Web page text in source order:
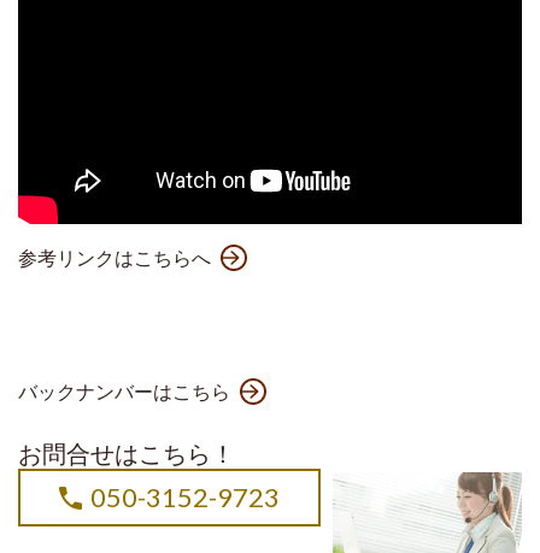
参考リンクはこちらへ
バックナンバーはこちら
お問合せはこちら！
050-3152-9723